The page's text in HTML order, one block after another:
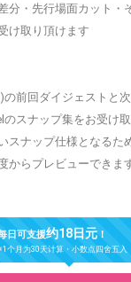
分・先行場面カット・
け取り頂けます
の前回ダイジェストと
のスナップ集をお受け
スナップ仕様となるた
からプレビューできま
日可支援约18日元！
个月为30天计算・小数点四舍五入